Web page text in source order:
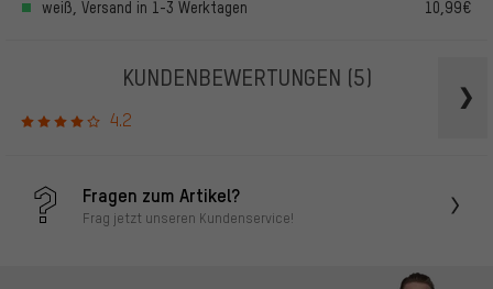
weiß, Versand in 1-3 Werktagen
10,99€
KUNDENBEWERTUNGEN (5)
4.2
Fragen zum Artikel?
Frag jetzt unseren Kundenservice!